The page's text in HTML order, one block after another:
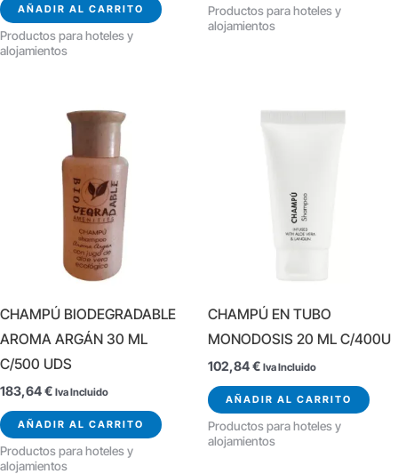
AÑADIR AL CARRITO
Productos para hoteles y
alojamientos
Productos para hoteles y
alojamientos
CHAMPÚ BIODEGRADABLE
AROMA ARGÁN 30 ML
C/500 UDS
183,64€ Iva Incluido
AÑADIR AL CARRITO
Productos para hoteles y
alojamientos
CHAMPÚ EN TUBO
MONODOSIS 20 ML C/400U
102,84€ Iva Incluido
AÑADIR AL CARRITO
Productos para hoteles y
alojamientos